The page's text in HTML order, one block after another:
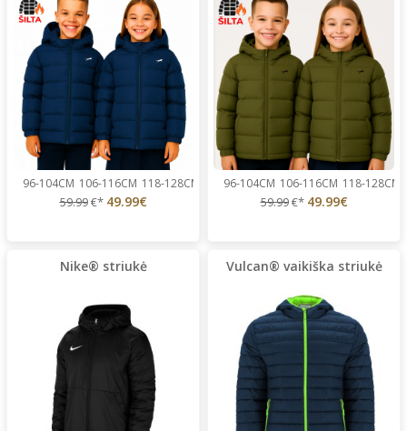
96-104CM 106-116CM 118-128CM 130-140CM 142-152CM...
59.99€* 49.99€
96-104CM 106-116CM 118-128CM
59.99€* 49.99€
Nike® striukė Vulcan® vaikiška striukė